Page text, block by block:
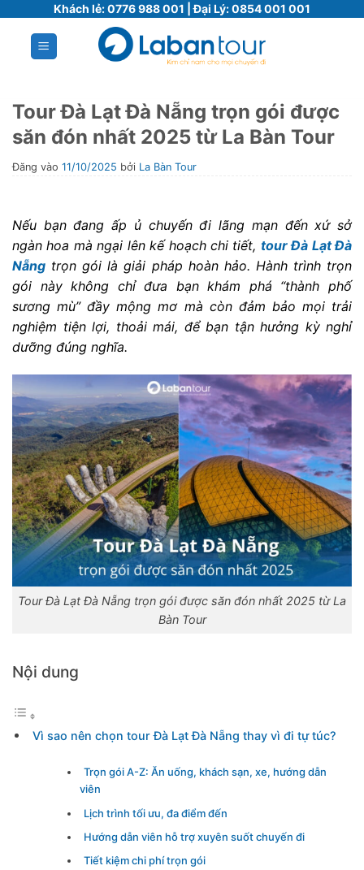
Khách lẻ:0776 988 001 | Đại Lý:0854 001 001
Tour Đà Lạt Đà Nẵng trọn gói được
săn đón nhất 2025 từ La Bàn Tour
Đăng vào 11/10/2025 bởi La Bàn Tour
Nếu bạn đang ấp ủ chuyến đi lãng mạn đến xứ sở
ngàn hoa mà ngại lên kế hoạch chi tiết, tour Đà Lạt Đà
Nẵng trọn gói là giải pháp hoàn hảo. Hành trình trọn
gói này không chỉ đưa bạn khám phá “thành phố
sương mù” đầy mộng mơ mà còn đảm bảo mọi trải
nghiệm tiện lợi, thoải mái, để bạn tận hưởng kỳ nghỉ
dưỡng đúng nghĩa.
Tour Đà Lạt Đà Nẵng trọn gói được săn đón nhất 2025 từ La
Bàn Tour
Nội dung
Vì sao nên chọn tour Đà Lạt Đà Nẵng thay vì đi tự túc?
Trọn gói A-Z: Ăn uống, khách sạn, xe, hướng dẫn
viên
Lịch trình tối ưu, đa điểm đến
Hướng dẫn viên hỗ trợ xuyên suốt chuyến đi
Tiết kiệm chi phí trọn gói